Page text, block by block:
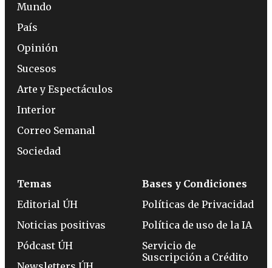
Mundo
País
Opinión
Sucesos
Arte y Espectáculos
Interior
Correo Semanal
Sociedad
Temas
Editorial ÚH
Noticias positivas
Pódcast ÚH
Bases y Condiciones
Políticas de Privacidad
Política de uso de la IA
Servicio de
Suscripción a Crédito